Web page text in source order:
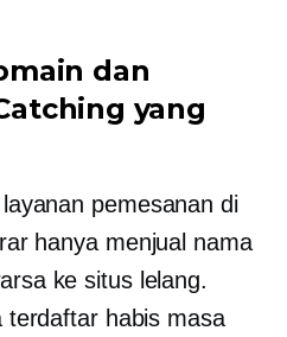
dan
yang
pemesanan di
hanya menjual nama
ke situs lelang.
terdaftar habis masa